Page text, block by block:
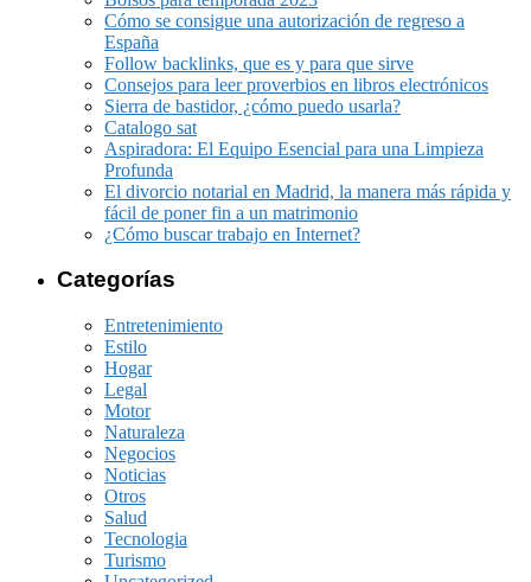
Cómo se consigue una autorización de regreso a
España
Follow backlinks, que es y para que sirve
Consejos para leer proverbios en libros electrónicos
Sierra de bastidor, ¿cómo puedo usarla?
Catalogo sat
Aspiradora: El Equipo Esencial para una Limpieza
Profunda
El divorcio notarial en Madrid, la manera más rápida y
fácil de poner fin a un matrimonio
¿Cómo buscar trabajo en Internet?
Categorías
Entretenimiento
Estilo
Hogar
Legal
Motor
Naturaleza
Negocios
Noticias
Otros
Salud
Tecnologia
Turismo